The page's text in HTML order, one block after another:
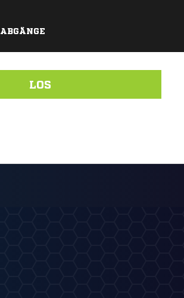
ABGÄNGE
LOS